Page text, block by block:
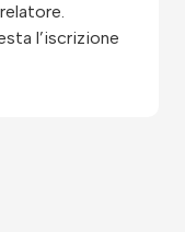
l’iscrizione